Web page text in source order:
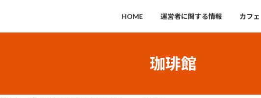
HOME 運営者に関する情報 カフェ
珈琲館